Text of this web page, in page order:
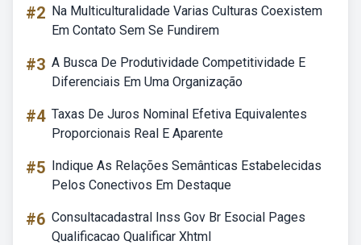
#2 Na Multiculturalidade Varias Culturas Coexistem
Em Contato Sem Se Fundirem
#3 A Busca De Produtividade Competitividade E
Diferenciais Em Uma Organização
#4 Taxas De Juros Nominal Efetiva Equivalentes
Proporcionais Real E Aparente
#5 Indique As Relações Semânticas Estabelecidas
Pelos Conectivos Em Destaque
#6 Consultacadastral Inss Gov Br Esocial Pages
Qualificacao Qualificar Xhtml